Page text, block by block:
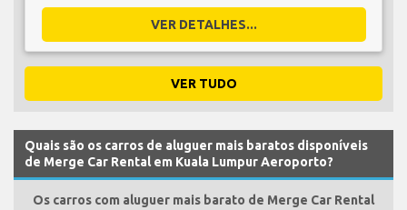
VER DETALHES...
VER TUDO
Quais são os carros de aluguer mais baratos disponíveis
de Merge Car Rental em Kuala Lumpur Aeroporto?
Os carros com aluguer mais barato de Merge Car Rental